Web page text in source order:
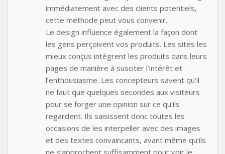
immédiatement avec des clients potentiels,
cette méthode peut vous convenir.
Le design influence également la façon dont
les gens perçoivent vos produits. Les sites les
mieux conçus intègrent les produits dans leurs
pages de manière à susciter l’intérêt et
l’enthousiasme. Les concepteurs savent qu’il
ne faut que quelques secondes aux visiteurs
pour se forger une opinion sur ce qu’ils
regardent. Ils saisissent donc toutes les
occasions de les interpeller avec des images
et des textes convaincants, avant même qu’ils